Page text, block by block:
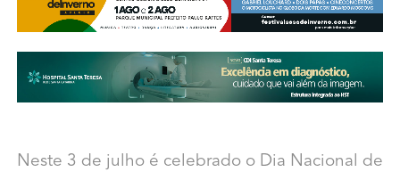
Neste 3 de julho é celebrado o Dia Nacional de